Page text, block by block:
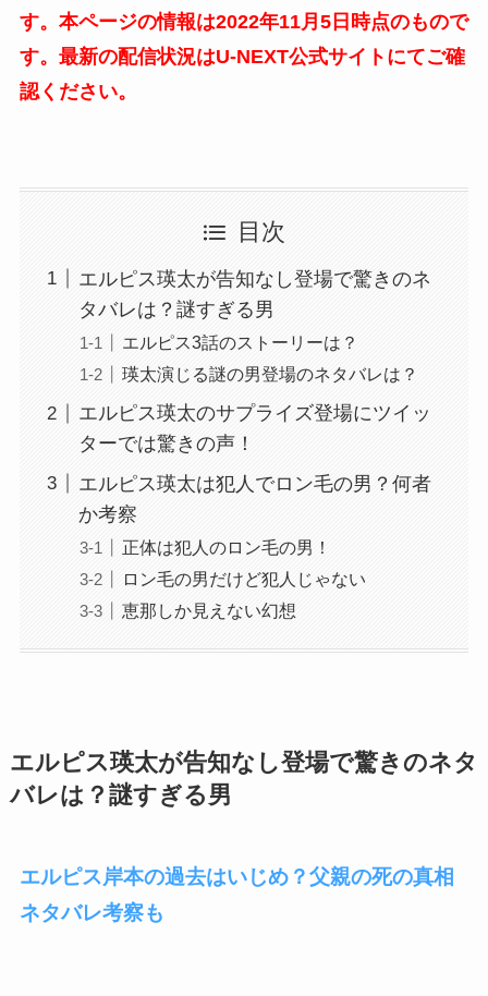
す。本ページの情報は2022年11月5日時点のもので
す。最新の配信状況はU-NEXT公式サイトにてご確
認ください。
目次
エルピス瑛太が告知なし登場で驚きのネ
タバレは？謎すぎる男
エルピス3話のストーリーは？
瑛太演じる謎の男登場のネタバレは？
エルピス瑛太のサプライズ登場にツイッ
ターでは驚きの声！
エルピス瑛太は犯人でロン毛の男？何者
か考察
正体は犯人のロン毛の男！
ロン毛の男だけど犯人じゃない
恵那しか見えない幻想
エルピス瑛太が告知なし登場で驚きのネタ
バレは？謎すぎる男
エルピス岸本の過去はいじめ？父親の死の真相
ネタバレ考察も